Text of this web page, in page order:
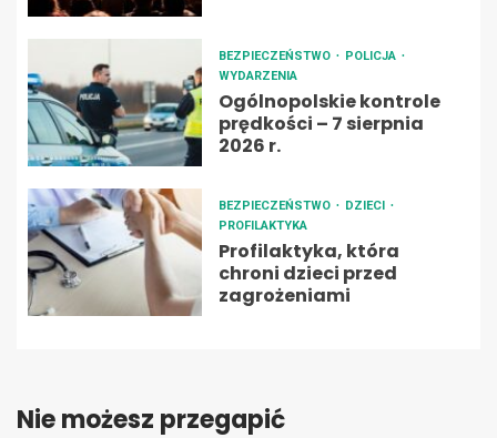
BEZPIECZEŃSTWO
POLICJA
WYDARZENIA
Ogólnopolskie kontrole
prędkości – 7 sierpnia
2026 r.
BEZPIECZEŃSTWO
DZIECI
PROFILAKTYKA
Profilaktyka, która
chroni dzieci przed
zagrożeniami
Nie możesz przegapić